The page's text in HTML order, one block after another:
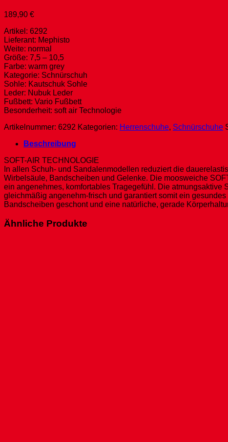
189,90 €
Artikel: 6292
Lieferant: Mephisto
Weite: normal
Größe: 7,5 – 10,5
Farbe: warm grey
Kategorie: Schnürschuh
Sohle: Kautschuk Sohle
Leder: Nubuk Leder
Fußbett: Vario Fußbett
Besonderheit: soft air Technologie
Artikelnummer: 6292 Kategorien: Herrenschuhe, Schnürschuhe
Beschreibung
SOFT-AIR TECHNOLOGIE
In allen Schuh- und Sandalenmodellen reduziert die
Wirbelsäule, Bandscheiben und Gelenke. Die moosweiche
ein angenehmes, komfortables Tragegefühl. Die
gleichmäßig angenehm-frisch und garantiert somit ein
Bandscheiben geschont und eine natürliche, gerade
Ähnliche Produkte